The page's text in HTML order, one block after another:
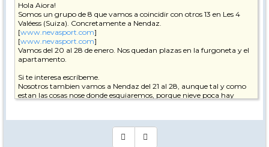
Hola Aiora!
Somos un grupo de 8 que vamos a coincidir con otros 13 en Les 4
Valéess (Suiza). Concretamente a Nendaz.
[www.nevasport.com]
[www.nevasport.com]
Vamos del 20 al 28 de enero. Nos quedan plazas en la furgoneta y el
apartamento.
Si te interesa escríbeme.
Nosotros tambien vamos a Nendaz del 21 al 28, aunque tal y como
estan las cosas nose donde esquiaremos, porque nieve poca hay
Un saludo